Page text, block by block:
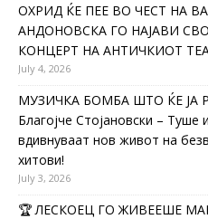
ОХРИД ЌЕ ПЕЕ ВО ЧЕСТ НА
АНДОНОВСКА ГО НАЈАВИ
КОНЦЕРТ НА АНТИЧКИОТ
July 4, 2026
МУЗИЧКА БОМБА ШТО ЌЕ ЈА
Благојче Стојановски – Туше
вдивнуваат нов живот на
хитови!
July 3, 2026
🏆 ЛЕСКОЕЦ ГО ЖИВЕЕШЕ